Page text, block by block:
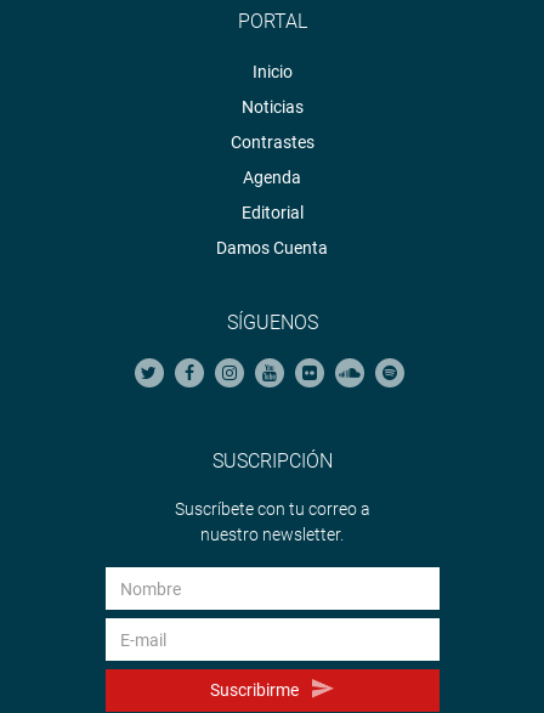
PORTAL
Inicio
Noticias
Contrastes
Agenda
Editorial
Damos Cuenta
SÍGUENOS
SUSCRIPCIÓN
Suscríbete con tu correo a
nuestro newsletter.
Suscribirme